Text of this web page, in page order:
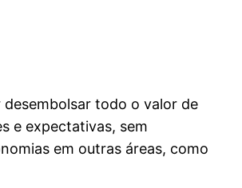
todo o valor de
e expectativas, sem
em outras áreas, como